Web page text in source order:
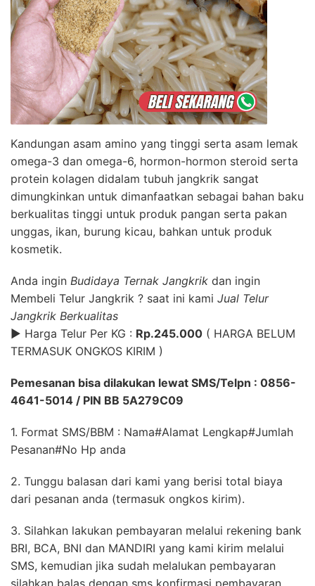
Kandungan asam amino yang tinggi serta asam lemak
omega-3 dan omega-6, hormon-hormon steroid serta
protein kolagen didalam tubuh jangkrik sangat
dimungkinkan untuk dimanfaatkan sebagai bahan baku
berkualitas tinggi untuk produk pangan serta pakan
unggas, ikan, burung kicau, bahkan untuk produk
kosmetik.
Anda ingin Budidaya Ternak Jangkrik dan ingin
Membeli Telur Jangkrik ? saat ini kami Jual Telur
Jangkrik Berkualitas
► Harga Telur Per KG : Rp.245.000 ( HARGA BELUM
TERMASUK ONGKOS KIRIM )
Pemesanan bisa dilakukan lewat SMS/Telpn : 0856-
4641-5014 / PIN BB 5A279C09
1. Format SMS/BBM : Nama#Alamat Lengkap#Jumlah
Pesanan#No Hp anda
2. Tunggu balasan dari kami yang berisi total biaya
dari pesanan anda (termasuk ongkos kirim).
3. Silahkan lakukan pembayaran melalui rekening bank
BRI, BCA, BNI dan MANDIRI yang kami kirim melalui
SMS, kemudian jika sudah melalukan pembayaran